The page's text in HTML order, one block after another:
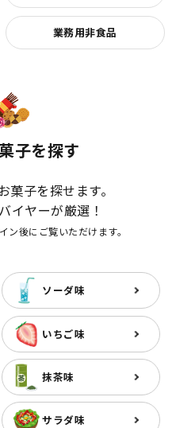
業務用非食品
子を探す
子を探せます。
イヤーが厳選！
後にご覧いただけます。
ソーダ味
いちご味
抹茶味
サラダ味